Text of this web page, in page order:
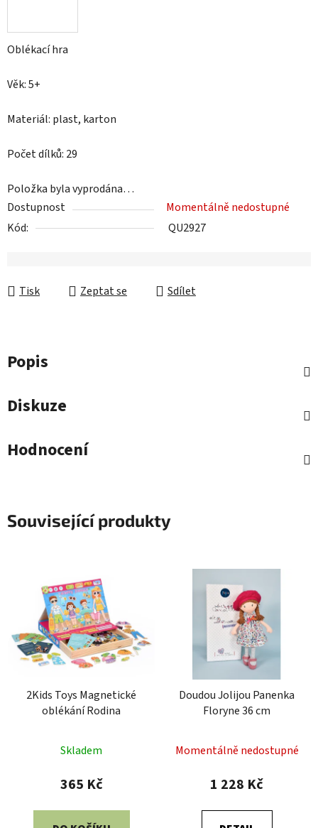
Oblékací hra
Věk: 5+
Materiál: plast, karton
Počet dílků: 29
Položka byla vyprodána…
Dostupnost
Momentálně nedostupné
Kód:
QU2927
Tisk Zeptat se Sdílet
Popis
Diskuze
Hodnocení
Související produkty
2Kids Toys Magnetické
oblékání Rodina
Skladem
365 Kč
Doudou Jolijou Panenka
Floryne 36 cm
Momentálně nedostupné
1 228 Kč